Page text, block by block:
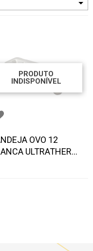
PRODUTO
INDISPONÍVEL
OVO 12
ULTRATHERM